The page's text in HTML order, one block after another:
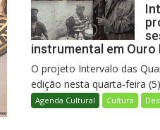
instrumental em Ouro
O projeto Intervalo das
edição nesta quarta-feira
Agenda Cultural Cultura